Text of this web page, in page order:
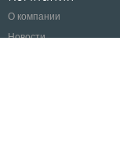
О компании
Новости